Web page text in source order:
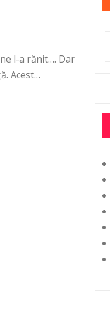
l-a rănit…. Dar
Acest…